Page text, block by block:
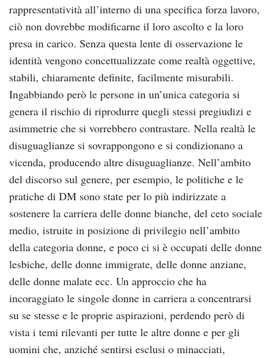
rappresentatività all’interno di una specifica forza lavoro,
ciò non dovrebbe modificarne il loro ascolto e la loro
presa in carico. Senza questa lente di osservazione le
identità vengono concettualizzate come realtà oggettive,
stabili, chiaramente definite, facilmente misurabili.
Ingabbiando però le persone in un’unica categoria si
genera il rischio di riprodurre quegli stessi pregiudizi e
asimmetrie che si vorrebbero contrastare. Nella realtà le
disuguaglianze si sovrappongono e si condizionano a
vicenda, producendo altre disuguaglianze. Nell’ambito
del discorso sul genere, per esempio, le politiche e le
pratiche di DM sono state per lo più indirizzate a
sostenere la carriera delle donne bianche, del ceto sociale
medio, istruite in posizione di privilegio nell’ambito
della categoria donne, e poco ci si è occupati delle donne
lesbiche, delle donne immigrate, delle donne anziane,
delle donne malate ecc. Un approccio che ha
incoraggiato le singole donne in carriera a concentrarsi
su se stesse e le proprie aspirazioni, perdendo però di
vista i temi rilevanti per tutte le altre donne e per gli
uomini che, anziché sentirsi esclusi o minacciati,